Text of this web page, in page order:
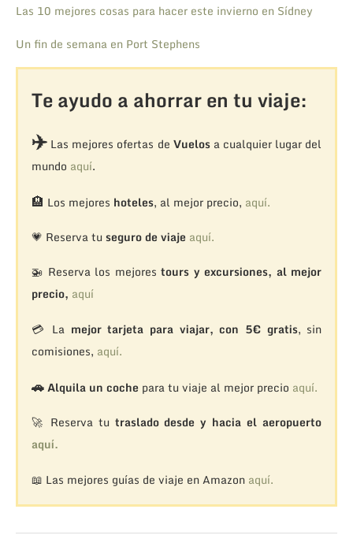
Las 10 mejores cosas para hacer este invierno en Sídney
Un fin de semana en Port Stephens
Te ayudo a ahorrar en tu viaje:
✈️Las mejores ofertas de Vuelosa cualquier lugar del
mundo aquí.
🏨 Los mejores hoteles, al mejor precio, aquí.
💗 Reserva tu seguro de viaje aquí.
🚁 Reserva los mejorestours y excursiones, al mejor
precio, aquí
💳 La mejor tarjeta para viajar, con 5€ gratis, sin
comisiones, aquí.
🚗Alquila un coche para tu viaje al mejor precio aquí.
🚀 Reserva tu traslado desde y hacia el aeropuerto
aquí.
📖 Las mejores guías de viaje en Amazon aquí.